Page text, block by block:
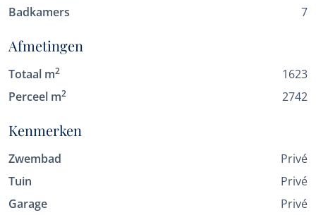
Badkamers
7
Afmetingen
Totaal m2
1623
Perceel m2 2742
Kenmerken
Zwembad
Privé
Tuin
Privé
Garage
Privé